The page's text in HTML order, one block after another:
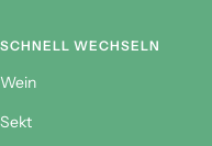
SCHNELL WECHSELN
Wein
Sekt